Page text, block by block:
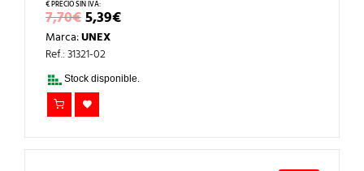
7,70€EL
PRECIO
ORIGINAL
ERA:
7,70€.
5,39€EL
PRECIO
5,39€.
Marca:UNEX
Ref.: 31321-02
Stock disponible.